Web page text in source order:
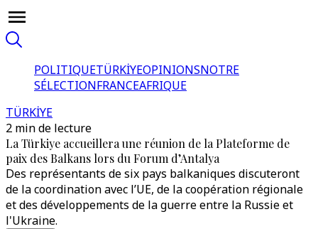
POLITIQUETÜRKİYEOPINIONSNOTRE
SÉLECTIONFRANCEAFRIQUE
TÜRKİYE
2 min de lecture
La Türkiye accueillera une réunion de la Plateforme de
paix des Balkans lors du Forum d’Antalya
Des représentants de six pays balkaniques discuteront
de la coordination avec l’UE, de la coopération régionale
et des développements de la guerre entre la Russie et
l'Ukraine.